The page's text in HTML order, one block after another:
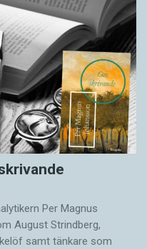
Per Magnus
August Strindberg,
samt tänkare som